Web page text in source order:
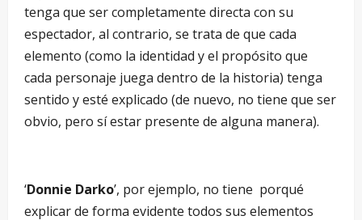
tenga que ser completamente directa con su
espectador, al contrario, se trata de que cada
elemento (como la identidad y el propósito que
cada personaje juega dentro de la historia) tenga
sentido y esté explicado (de nuevo, no tiene que ser
obvio, pero sí estar presente de alguna manera).
‘Donnie Darko’, por ejemplo, no tiene porqué
explicar de forma evidente todos sus elementos